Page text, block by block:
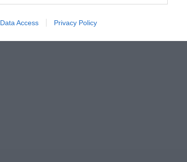
Data Access Privacy Policy